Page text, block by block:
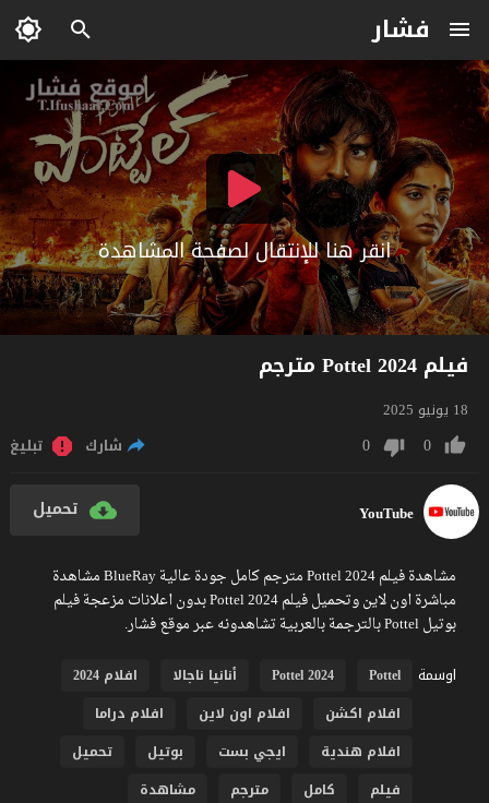
فشار
انقر هنا للإنتقال لصفحة المشاهدة
فيلم Pottel 2024 مترجم
18 يونيو 2025
0
0 شارك تبليغ
YouTube تحميل
مشاهدة فيلم Pottel 2024 مترجم كامل جودة عالية BlueRay مشاهدة
مباشرة اون لاين وتحميل فيلم Pottel 2024 بدون اعلانات مزعجة فيلم
بوتيل Pottel بالترجمة بالعربية تشاهدونه عبر موقع فشار.
اوسمة
Pottel
Pottel 2024 أنانيا ناجالا
افلام 2024
افلام اكشن
افلام اون لاين
افلام دراما
افلام هندية
ايجي بست بوتيل
تحميل
فيلم
كامل مترجم
مشاهدة